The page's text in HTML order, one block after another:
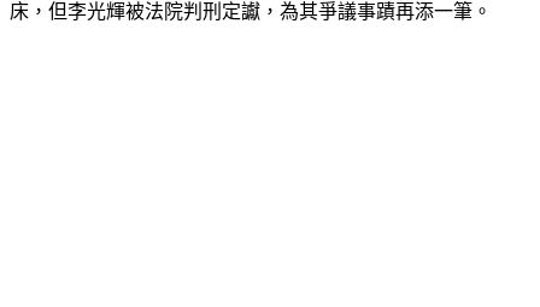
找來癌症病患家屬向政府請命。如今「細胞療法」已運用於臨